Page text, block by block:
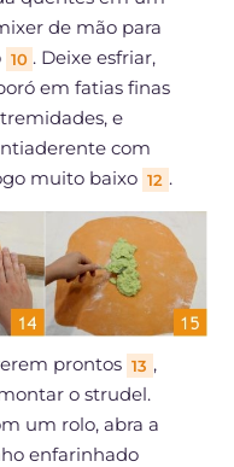
de mão para
10 . Deixe esfriar,
em fatias finas
e
com
muito baixo 12 .
prontos 13 ,
o strudel.
um rolo, abra a
enfarinhado